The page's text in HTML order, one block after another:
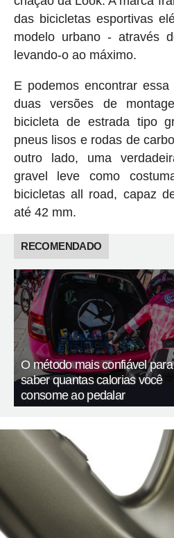
das bicicletas esportivas
modelo urbano - através
levando-o ao máximo.
E podemos encontrar
duas versões de
bicicleta de estrada tipo
pneus lisos e rodas de
outro lado, uma
gravel leve como
bicicletas all road, capaz
até 42 mm.
RECOMENDADO
O método mais confiável para
saber quantas calorias você
consome ao pedalar